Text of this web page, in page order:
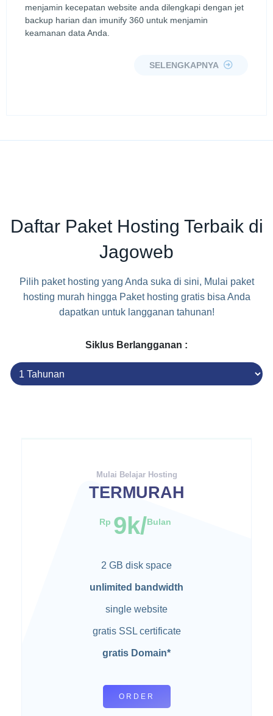
menjamin kecepatan website anda dilengkapi dengan jet
backup harian dan imunify 360 untuk menjamin
keamanan data Anda.
SELENGKAPNYA
Daftar Paket Hosting Terbaik di
Jagoweb
Pilih paket hosting yang Anda suka di sini, Mulai paket
hosting murah hingga Paket hosting gratis bisa Anda
dapatkan untuk langganan tahunan!
Siklus Berlangganan :
Mulai Belajar Hosting
TERMURAH
Rp 9k/Bulan
2 GB disk space
unlimited bandwidth
single website
gratis SSL certificate
gratis Domain*
ORDER